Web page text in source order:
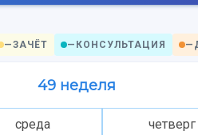
—ЗАЧЁТ — КОНСУЛЬТАЦИЯ —
49 неделя
среда четверг